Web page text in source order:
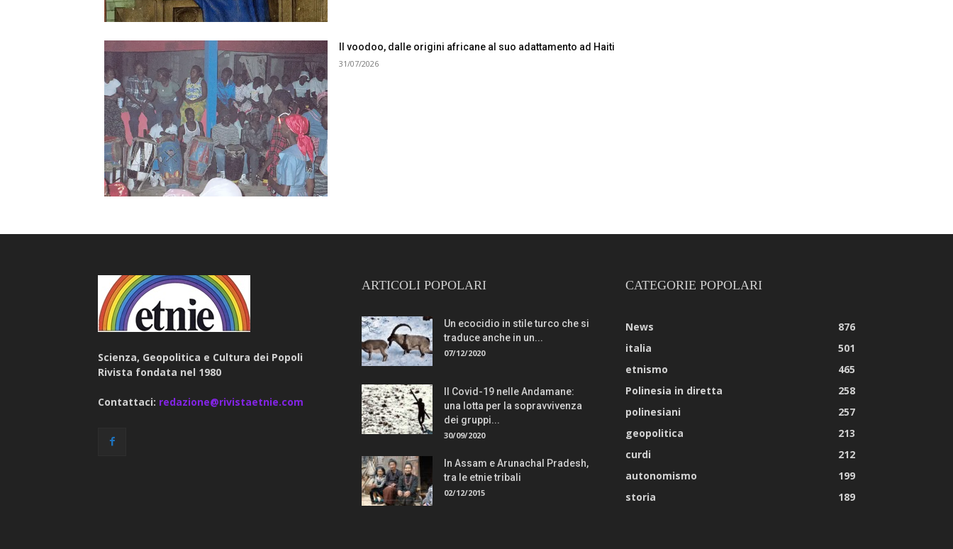
Il voodoo, dalle origini africane al suo adattamento ad Haiti
31/07/2026
Scienza, Geopolitica e Cultura dei Popoli
Rivista fondata nel 1980
Contattaci: redazione@rivistaetnie.com
ARTICOLI POPOLARI
Un ecocidio in stile turco che si
traduce anche in un...
07/12/2020
Il Covid-19 nelle Andamane:
una lotta per la sopravvivenza
dei gruppi...
30/09/2020
In Assam e Arunachal Pradesh,
tra le etnie tribali
02/12/2015
CATEGORIE POPOLARI
News
876
italia
501
etnismo
465
Polinesia in diretta
258
polinesiani
257
geopolitica
213
curdi
212
autonomismo
199
storia
189